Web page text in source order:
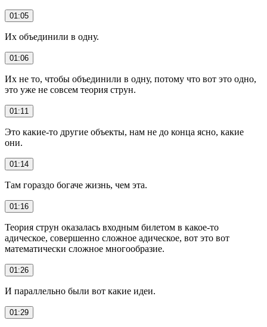
01:05
Их объединили в одну.
01:06
Их не то, чтобы объединили в одну, потому что вот это одно,
это уже не совсем теория струн.
01:11
Это какие-то другие объекты, нам не до конца ясно, какие
они.
01:14
Там гораздо богаче жизнь, чем эта.
01:16
Теория струн оказалась входным билетом в какое-то
адическое, совершенно сложное адическое, вот это вот
математически сложное многообразие.
01:26
И параллельно были вот какие идеи.
01:29